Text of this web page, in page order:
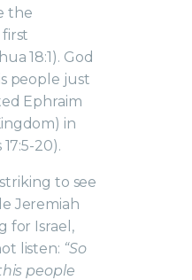
the
18:1). God
people just
Ephraim
in
20).
to see
Jeremiah
for Israel,
listen: “So
people